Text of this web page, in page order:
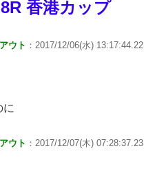
香港カップ
ウト ：2017/12/06(水) 13:17:44.22
に
ウト ：2017/12/07(木) 07:28:37.23